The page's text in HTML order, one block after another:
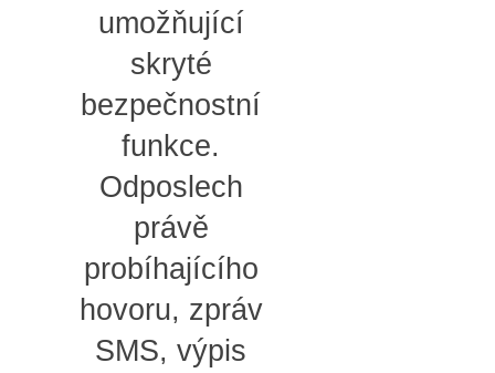
umožňující
skryté
bezpečnostní
funkce.
Odposlech
právě
probíhajícího
hovoru, zpráv
SMS, výpis